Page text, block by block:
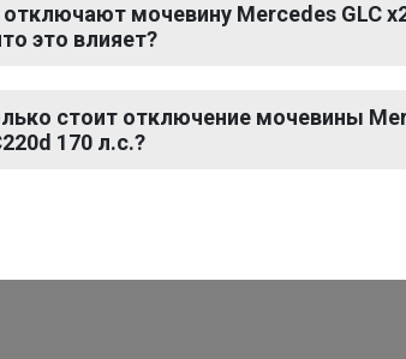
отключают мочевину Mercedes GLC
это влияет?
стоит отключение мочевины
170 л.с.?